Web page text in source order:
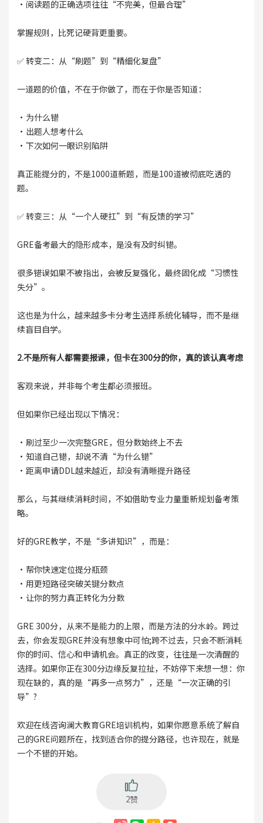
·阅读题的正确选项往往“不完美，但最合理”
掌握规则，比死记硬背更重要。
✅ 转变二：从“刷题”到“精细化复盘”
一道题的价值，不在于你做了，而在于你是否知道：
·为什么错
·出题人想考什么
·下次如何一眼识别陷阱
真正能提分的，不是1000道新题，而是100道被彻底吃透的
题。
✅ 转变三：从“一个人硬扛”到“有反馈的学习”
GRE备考最大的隐形成本，是没有及时纠错。
很多错误如果不被指出，会被反复强化，最终固化成“习惯性
失分”。
这也是为什么，越来越多卡分考生选择系统化辅导，而不是继
续盲目自学。
2.不是所有人都需要报课，但卡在300分的你，真的该认真考虑
客观来说，并非每个考生都必须报班。
但如果你已经出现以下情况：
·刷过至少一次完整GRE，但分数始终上不去
·知道自己错，却说不清“为什么错”
·距离申请DDL越来越近，却没有清晰提升路径
那么，与其继续消耗时间，不如借助专业力量重新规划备考策
略。
好的GRE教学，不是“多讲知识”，而是：
·帮你快速定位提分瓶颈
·用更短路径突破关键分数点
·让你的努力真正转化为分数
GRE 300分，从来不是能力的上限，而是方法的分水岭。跨过
去，你会发现GRE并没有想象中可怕;跨不过去，只会不断消耗
你的时间、信心和申请机会。真正的改变，往往是一次清醒的
选择。如果你正在300分边缘反复拉扯，不妨停下来想一想：你
现在缺的，真的是“再多一点努力”，还是“一次正确的引
导”?
欢迎在线咨询澜大教育GRE培训机构，如果你愿意系统了解自
己的GRE问题所在，找到适合你的提分路径，也许现在，就是
一个不错的开始。
2赞